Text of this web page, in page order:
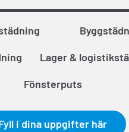
Lager &
Fönsterputs
i dina uppgifter här